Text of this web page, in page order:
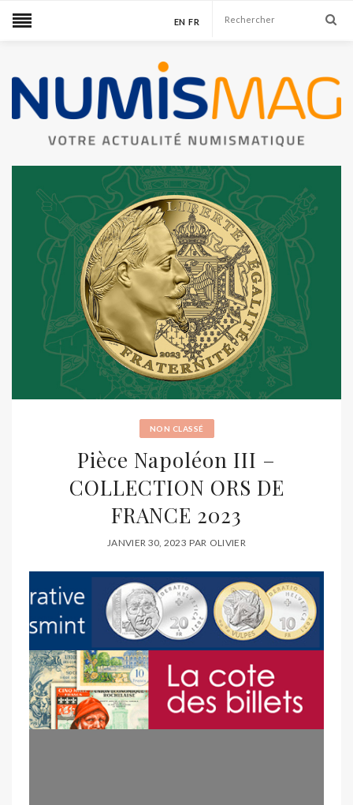
EN FR
NON CLASSÉ
Pièce Napoléon III –
COLLECTION ORS DE
FRANCE 2023
JANVIER 30, 2023 PAR OLIVIER